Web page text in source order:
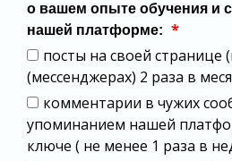
о вашем опыте обучения и
нашей платформе: *
посты на своей странице
(мессенджерах) 2 раза в
комментарии в чужих
упоминанием нашей
ключе ( не менее 1 раза в